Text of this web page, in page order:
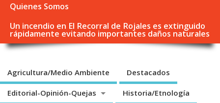
Quienes Somos
Un incendio en El Recorral de Rojales es extinguido
rápidamente evitando importantes daños naturales
Agricultura/Medio Ambiente Destacados
Editorial-Opinión-Quejas Historia/Etnología